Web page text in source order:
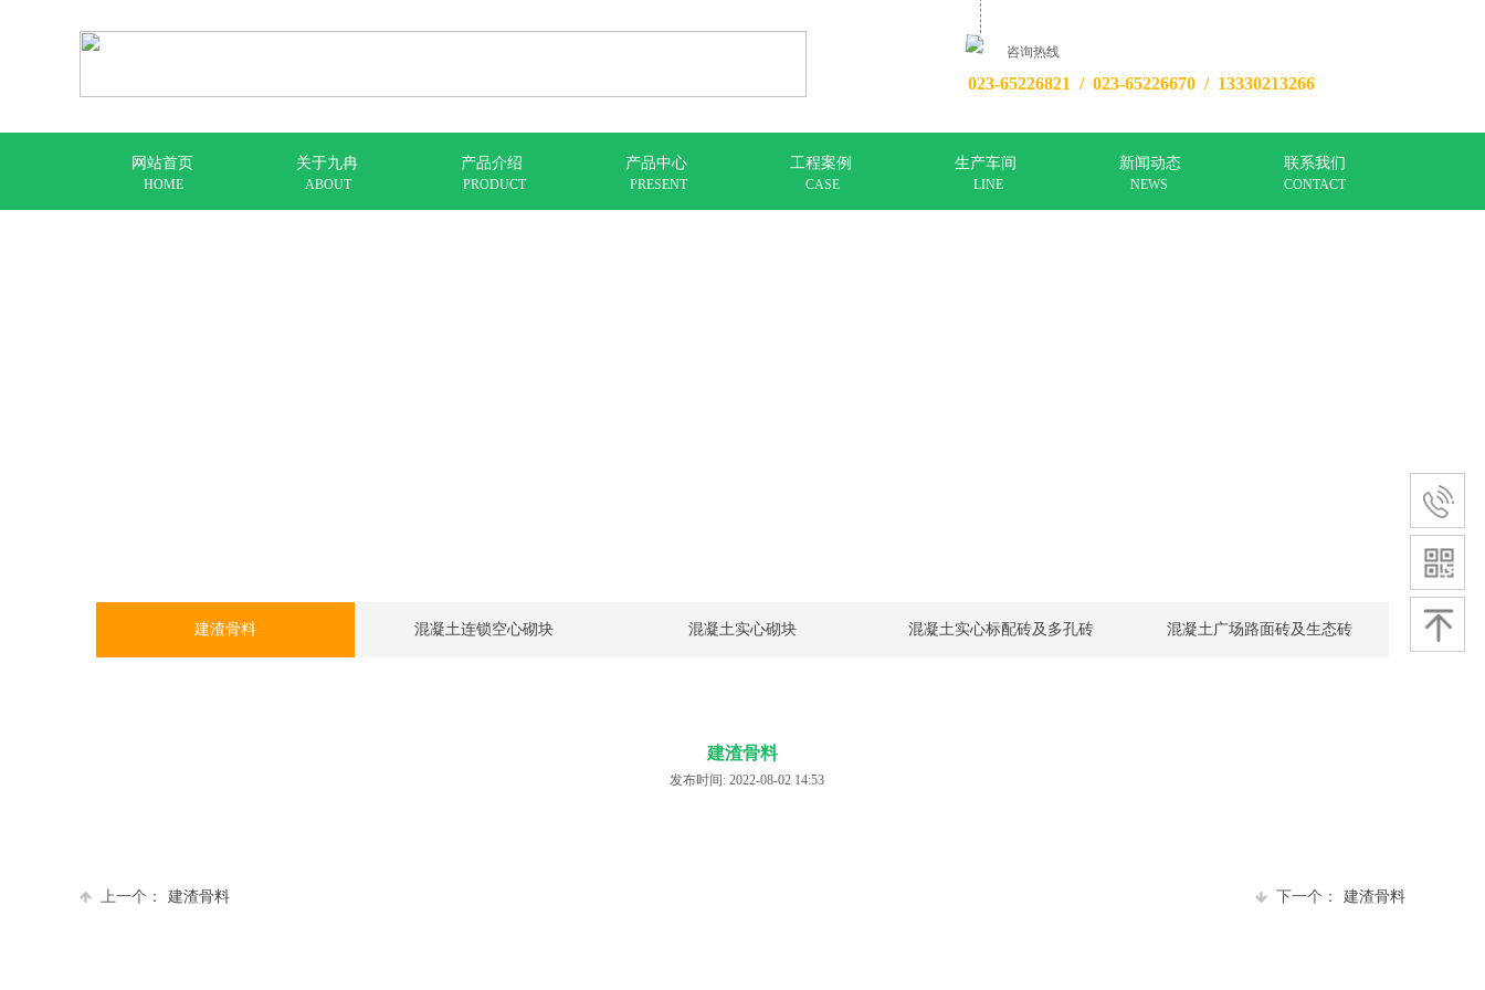
HOME CONTACT
ABOUT PRODUCT
网站首页 关于九冉 产品介绍 产品中心 工程案例 生产车间 新闻动态 联系我们
CASE LINE NEWS
PRESENT
咨询热线
023-65226821 / 023-65226670 / 13330213266
建渣骨料 混凝土连锁空心砌块 混凝土实心砌块 混凝土实心标配砖及多孔砖 混凝土广场路面砖及生态砖
建渣骨料
发布时间: 2022-08-02 14:53
上一个： 建渣骨料 下一个： 建渣骨料